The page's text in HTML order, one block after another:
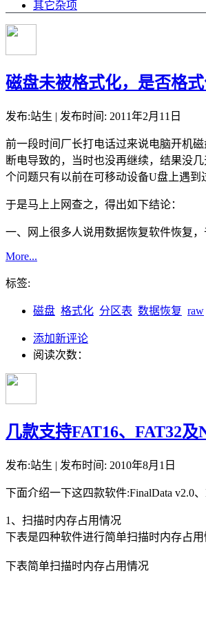
其它杂项
磁盘未被格式化，是否格
发布:站生 | 发布时间: 2011年2月11日
前一段时间厂长打电话过来说电脑开机
断电导致的，当时也没再继续，结果没
个问题只有以前在可移动设备U盘上遇到
于是马上上网查之，得出如下结论：
一、网上很多人说用数据恢复软件恢复
More...
标签:
磁盘 格式化 分区表 数据恢复 raw
添加新评论
阅读次数：
几款支持FAT16、FAT32
发布:站生 | 发布时间: 2010年8月1日
下面介绍一下这四款软件:FinalData v2.0
1、扫描时内存占用情况
下表是四种软件进行简单扫描时内存占用
下表简单扫描时内存占用情况